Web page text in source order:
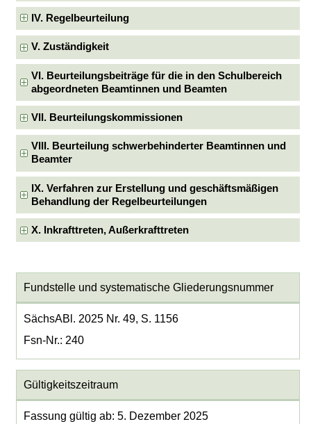
IV. Regelbeurteilung
V. Zuständigkeit
VI. Beurteilungsbeiträge für die in den Schulbereich
abgeordneten Beamtinnen und Beamten
VII. Beurteilungskommissionen
VIII. Beurteilung schwerbehinderter Beamtinnen und
Beamter
IX. Verfahren zur Erstellung und geschäftsmäßigen
Behandlung der Regelbeurteilungen
X. Inkrafttreten, Außerkrafttreten
Fundstelle und systematische Gliederungsnummer
SächsABl. 2025 Nr. 49, S. 1156
Fsn-Nr.: 240
Gültigkeitszeitraum
Fassung gültig ab: 5. Dezember 2025